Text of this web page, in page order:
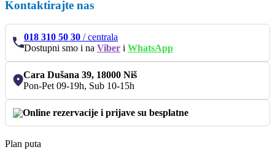
Kontaktirajte nas
018 310 50 30 /centrala
Dostupni smo i na Viber i WhatsApp
Cara Dušana 39, 18000 Niš
Pon-Pet 09-19h, Sub 10-15h
Online rezervacije i prijave su besplatne
Plan puta